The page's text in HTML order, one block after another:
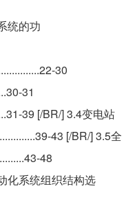
统的功
30
31
39 [/BR/] 3.4变电站
43 [/BR/] 3.5全
48
化系统组织结构选